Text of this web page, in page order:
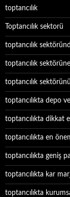
toptancılık
Toptancılık sektorü
toptancılık
toptancılık
toptancılık
toptancılıkta depo
toptancılıkta dikkat
toptancılıkta en
toptancılıkta geniş
toptancılıkta kar
toptancılıkta